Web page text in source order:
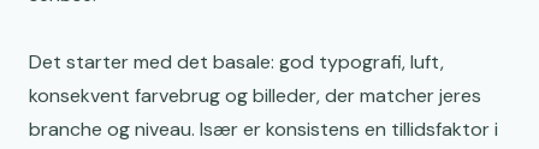
Det starter med det basale: god typografi, luft,
konsekvent farvebrug og billeder, der matcher jeres
branche og niveau. Især er konsistens en tillidsfaktor i